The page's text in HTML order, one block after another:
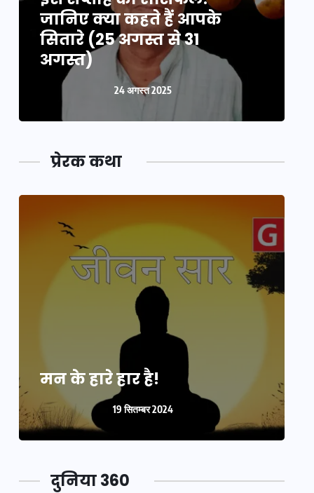
जानिए क्या कहते हैं आपके
सितारे (25 अगस्त से 31
अगस्त)
24 अगस्त 2025
प्रेरक कथा
मन के हारे हार है!
19 सितम्बर 2024
दुनिया 360